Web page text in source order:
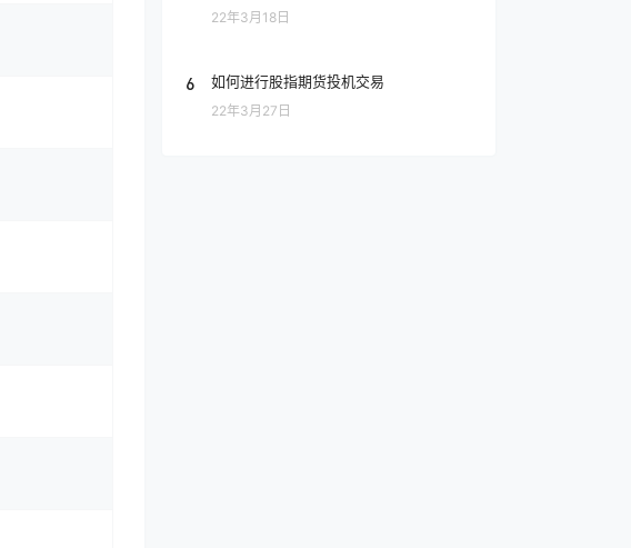
22年3月18日
6 如何进行股指期货投机交易
22年3月27日